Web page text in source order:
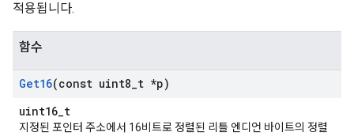
적용됩니다.
함수
Get16(const uint8 t *p)
uint16_t
지정된 포인터 주소에서 16비트로 정렬된 리틀 엔디언 바이트의 정렬